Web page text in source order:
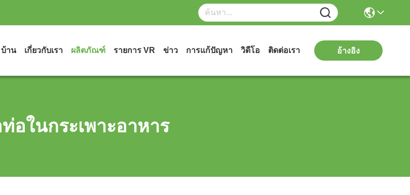
บ้าน เกี่ยวกับเรา ผลิตภัณฑ์ รายการ VR ข่าว การแก้ปัญหา วิดีโอ ติดต่อเรา อ้างอิง
อในกระเพาะอาหาร